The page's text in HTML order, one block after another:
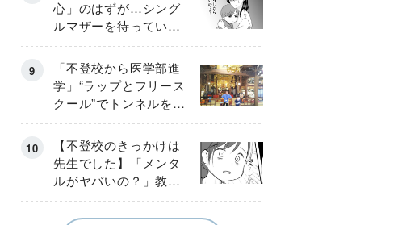
心」のはずが…シング
ルマザーを待ってい
た“魔の２年間”【前編】
「不登校から医学部進
学」“ラップとフリース
クール”でトンネルを脱
して高校受験へ〔元野
球少年の実話〕
【不登校のきっかけは
先生でした】「メンタ
ルがヤバいの？」教室
で始まった悪ふざけ
《第３話》